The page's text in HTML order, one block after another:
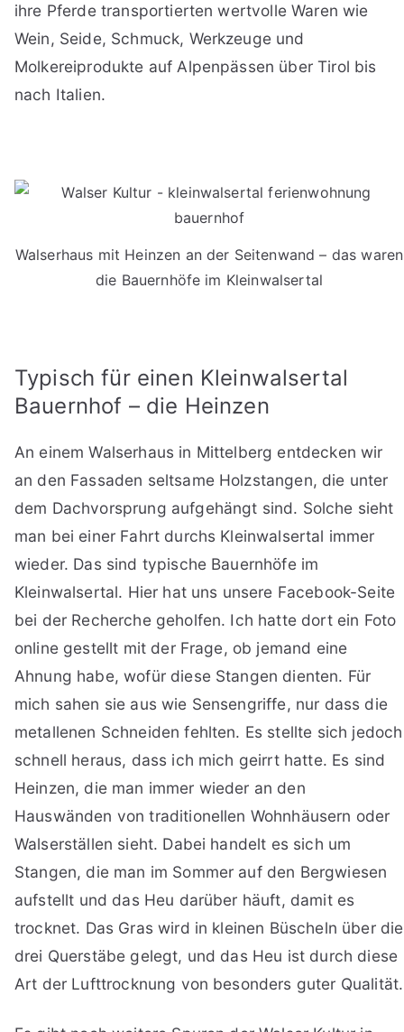
ihre Pferde transportierten wertvolle Waren wie
Wein, Seide, Schmuck, Werkzeuge und
Molkereiprodukte auf Alpenpässen über Tirol bis
nach Italien.
Walserhaus mit Heinzen an der Seitenwand – das waren
die Bauernhöfe im Kleinwalsertal
Typisch für einen Kleinwalsertal
Bauernhof – die Heinzen
An einem Walserhaus in Mittelberg entdecken wir
an den Fassaden seltsame Holzstangen, die unter
dem Dachvorsprung aufgehängt sind. Solche sieht
man bei einer Fahrt durchs Kleinwalsertal immer
wieder. Das sind typische Bauernhöfe im
Kleinwalsertal. Hier hat uns unsere Facebook-Seite
bei der Recherche geholfen. Ich hatte dort ein Foto
online gestellt mit der Frage, ob jemand eine
Ahnung habe, wofür diese Stangen dienten. Für
mich sahen sie aus wie Sensengriffe, nur dass die
metallenen Schneiden fehlten. Es stellte sich jedoch
schnell heraus, dass ich mich geirrt hatte. Es sind
Heinzen, die man immer wieder an den
Hauswänden von traditionellen Wohnhäusern oder
Walserställen sieht. Dabei handelt es sich um
Stangen, die man im Sommer auf den Bergwiesen
aufstellt und das Heu darüber häuft, damit es
trocknet. Das Gras wird in kleinen Büscheln über die
drei Querstäbe gelegt, und das Heu ist durch diese
Art der Lufttrocknung von besonders guter Qualität.